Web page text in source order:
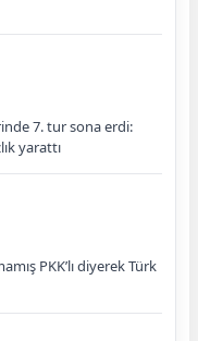
7. tur sona erdi:
yarattı
PKK’lı diyerek Türk